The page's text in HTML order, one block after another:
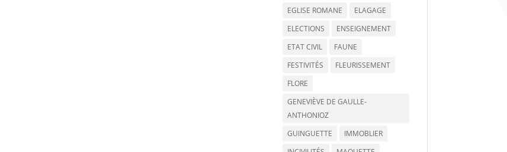
EGLISE ROMANE
ELAGAGE
ELECTIONS
ENSEIGNEMENT
ETAT CIVIL
FAUNE
FESTIVITÉS
FLEURISSEMENT
FLORE
GENEVIÈVE DE GAULLE-
ANTHONIOZ
GUINGUETTE
IMMOBLIER